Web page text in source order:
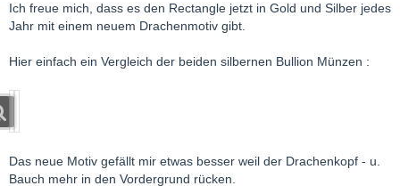
Ich freue mich, dass es den Rectangle jetzt in Gold und Silber jedes
Jahr mit einem neuem Drachenmotiv gibt.
Hier einfach ein Vergleich der beiden silbernen Bullion Münzen :
Das neue Motiv gefällt mir etwas besser weil der Drachenkopf - u.
Bauch mehr in den Vordergrund rücken.